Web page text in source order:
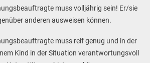
muss volljährig sein! Er/sie
anderen ausweisen können.
muss reif genug und in der
Kind in der Situation verantwortungsvoll